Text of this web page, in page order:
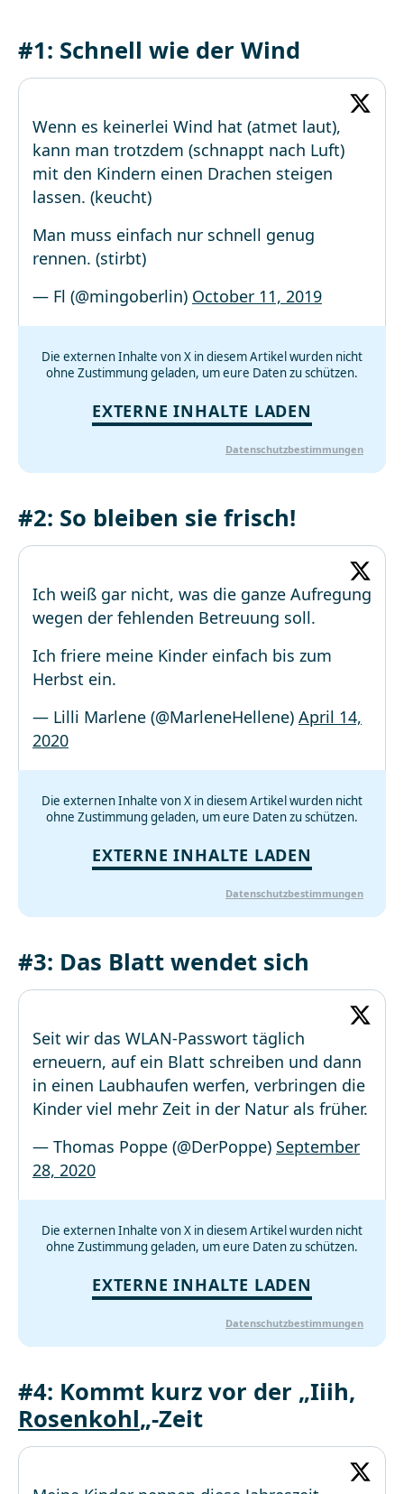
#1: Schnell wie der Wind
Wenn es keinerlei Wind hat (atmet laut),
kann man trotzdem (schnappt nach Luft)
mit den Kindern einen Drachen steigen
lassen. (keucht)
Man muss einfach nur schnell genug
rennen. (stirbt)
— Fl (@mingoberlin) October 11, 2019
Die externen Inhalte von X in diesem Artikel wurden nicht
ohne Zustimmung geladen, um eure Daten zu schützen.
EXTERNE INHALTE LADEN
Datenschutzbestimmungen
#2: So bleiben sie frisch!
Ich weiß gar nicht, was die ganze Aufregung
wegen der fehlenden Betreuung soll.
Ich friere meine Kinder einfach bis zum
Herbst ein.
— Lilli Marlene (@MarleneHellene) April 14,
2020
Die externen Inhalte von X in diesem Artikel wurden nicht
ohne Zustimmung geladen, um eure Daten zu schützen.
EXTERNE INHALTE LADEN
Datenschutzbestimmungen
#3: Das Blatt wendet sich
Seit wir das WLAN-Passwort täglich
erneuern, auf ein Blatt schreiben und dann
in einen Laubhaufen werfen, verbringen die
Kinder viel mehr Zeit in der Natur als früher.
— Thomas Poppe (@DerPoppe) September
28, 2020
Die externen Inhalte von X in diesem Artikel wurden nicht
ohne Zustimmung geladen, um eure Daten zu schützen.
EXTERNE INHALTE LADEN
Datenschutzbestimmungen
#4: Kommt kurz vor der „Iiih,
Rosenkohl„-Zeit